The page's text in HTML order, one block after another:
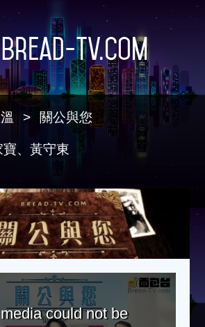
Bread-TV.com
關公與您
、黃守東
could not be